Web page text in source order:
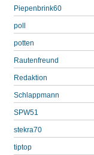
Piepenbrink60
poll
potten
Rautenfreund
Redaktion
Schlappmann
SPW51
stekra70
tiptop